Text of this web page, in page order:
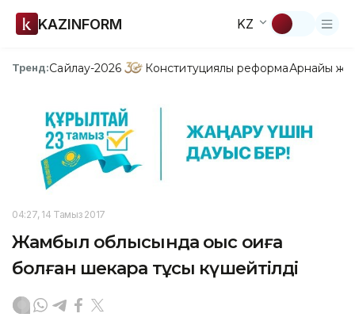
KAZINFORM KZ
Тренд:Сайлау-2026 Конституциялық реформаАрнайы
04:27, 14 Тамыз 2017
Жамбыл облысында оқыс оқиға
болған шекара тұсы күшейтілді